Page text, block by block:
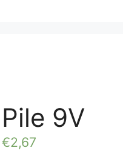
Pile 9V
€2,67